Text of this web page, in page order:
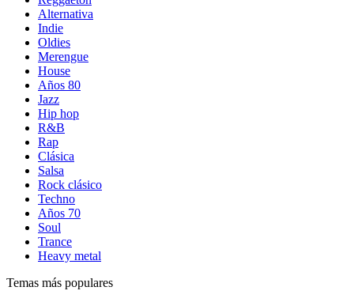
Alternativa
Indie
Oldies
Merengue
House
Años 80
Jazz
Hip hop
R&B
Rap
Clásica
Salsa
Rock clásico
Techno
Años 70
Soul
Trance
Heavy metal
Temas más populares